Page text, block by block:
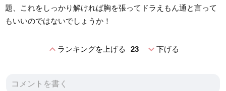
題、これをしっかり解ければ胸を張ってドラえもん通と言って
もいいのではないでしょうか！
expand_lessランキングを上げる 23 expand_more下げる